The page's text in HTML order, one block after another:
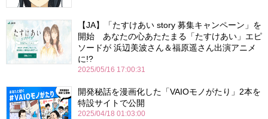
【JA】「たすけあい story 募集キャンペーン」を
開始 あなたの心あたたまる「たすけあい」エピ
ソードが 浜辺美波さん＆福原遥さん出演アニメ
に!?
2025/05/16 17:00:31
開発秘話を漫画化した「VAIOモノがたり」2本を
特設サイトで公開
2025/04/18 01:03:00